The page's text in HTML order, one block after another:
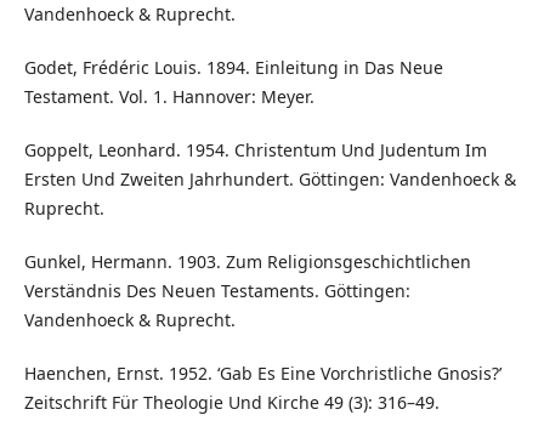
Vandenhoeck & Ruprecht.
Godet, Frédéric Louis. 1894. Einleitung in Das Neue
Testament. Vol. 1. Hannover: Meyer.
Goppelt, Leonhard. 1954. Christentum Und Judentum Im
Ersten Und Zweiten Jahrhundert. Göttingen: Vandenhoeck &
Ruprecht.
Gunkel, Hermann. 1903. Zum Religionsgeschichtlichen
Verständnis Des Neuen Testaments. Göttingen:
Vandenhoeck & Ruprecht.
Haenchen, Ernst. 1952. ‘Gab Es Eine Vorchristliche Gnosis?’
Zeitschrift Für Theologie Und Kirche 49 (3): 316–49.